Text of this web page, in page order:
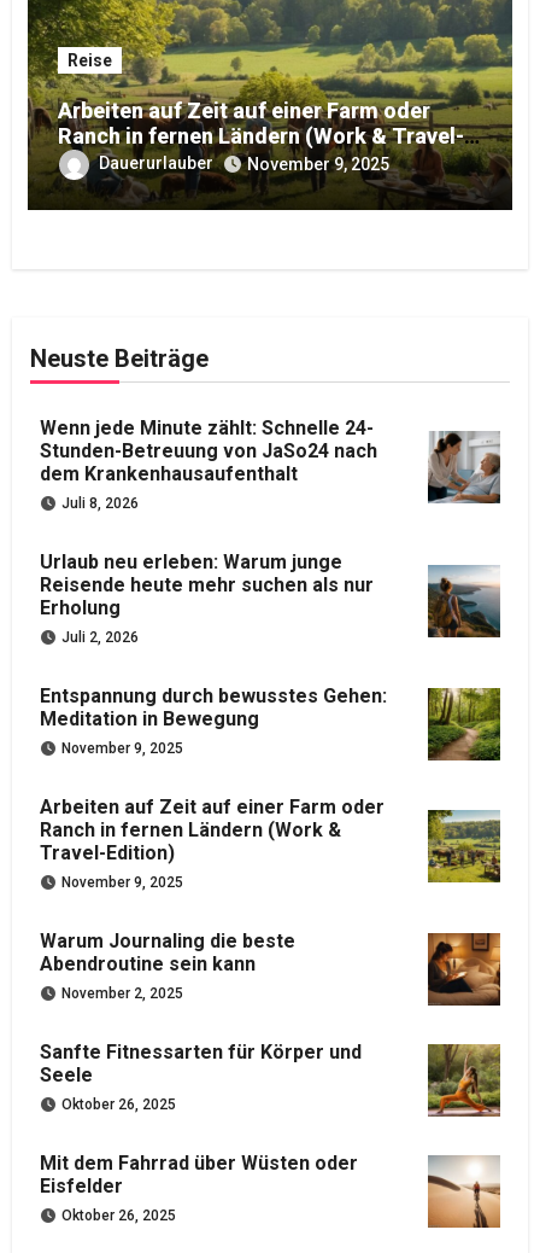
Reise
Arbeiten auf Zeit auf einer Farm oder
Ranch in fernen Ländern (Work & Travel-
Edition)Dauerurlauber November 9, 2025
Neuste Beiträge
Wenn jede Minute zählt: Schnelle 24-
Stunden-Betreuung von JaSo24 nach
dem Krankenhausaufenthalt
Juli 8, 2026
Urlaub neu erleben: Warum junge
Reisende heute mehr suchen als nur
Erholung
Juli 2, 2026
Entspannung durch bewusstes Gehen:
Meditation in Bewegung
November 9, 2025
Arbeiten auf Zeit auf einer Farm oder
Ranch in fernen Ländern (Work &
Travel-Edition)
November 9, 2025
Warum Journaling die beste
Abendroutine sein kann
November 2, 2025
Sanfte Fitnessarten für Körper und
Seele
Oktober 26, 2025
Mit dem Fahrrad über Wüsten oder
Eisfelder
Oktober 26, 2025